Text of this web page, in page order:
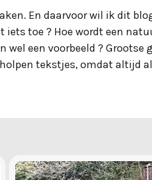
En daarvoor wil ik dit
toe ? Hoe wordt een
een voorbeeld ?
tekstjes, omdat altijd